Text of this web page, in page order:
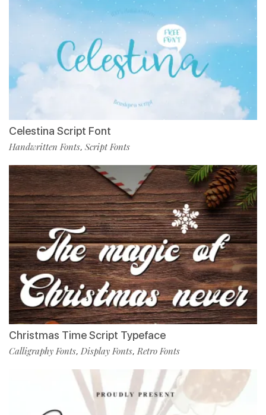
Celestina Script Font
Handwritten Fonts, Script Fonts
Christmas Time Script Typeface
Calligraphy Fonts, Display Fonts,Retro Fonts